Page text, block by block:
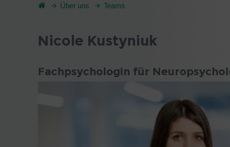
Über uns Teams
Nicole Kustyniuk
Fachpsychologin für